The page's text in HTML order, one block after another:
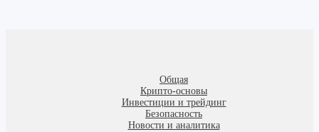
Общая
Крипто-основы
Инвестиции и трейдинг
Безопасность
Новости и аналитика